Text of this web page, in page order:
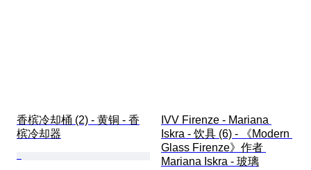
香槟冷却桶 (2) - 黄铜 - 香
槟冷却器
IVV Firenze - Mariana
Iskra - 饮具 (6) - 《Modern
Glass Firenze》作者
Mariana Iskra - 玻璃